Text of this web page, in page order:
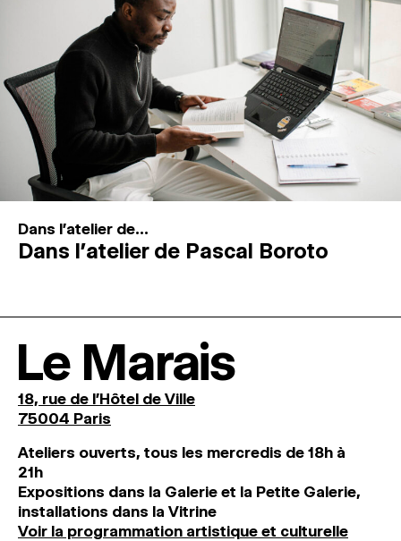
Dans l'atelier de...
Dans l’atelier de Pascal Boroto
Le Marais
18, rue de l'Hôtel de Ville
75004 Paris
Ateliers ouverts, tous les mercredis de 18h à
21h
Expositions dans la Galerie et la Petite Galerie,
installations dans la Vitrine
Voir la programmation artistique et culturelle